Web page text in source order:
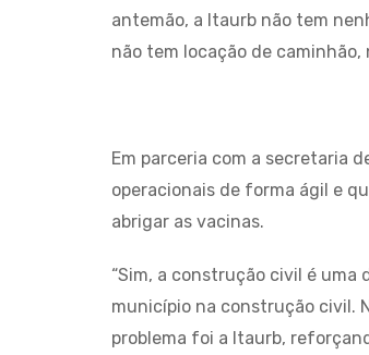
antemão, a Itaurb não tem
não tem locação de caminhão,
Em parceria com a secretaria
operacionais de forma ágil e
abrigar as vacinas.
“Sim, a construção civil é
município na construção civil.
problema foi a Itaurb,